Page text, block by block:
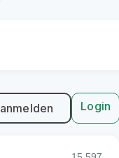
Login